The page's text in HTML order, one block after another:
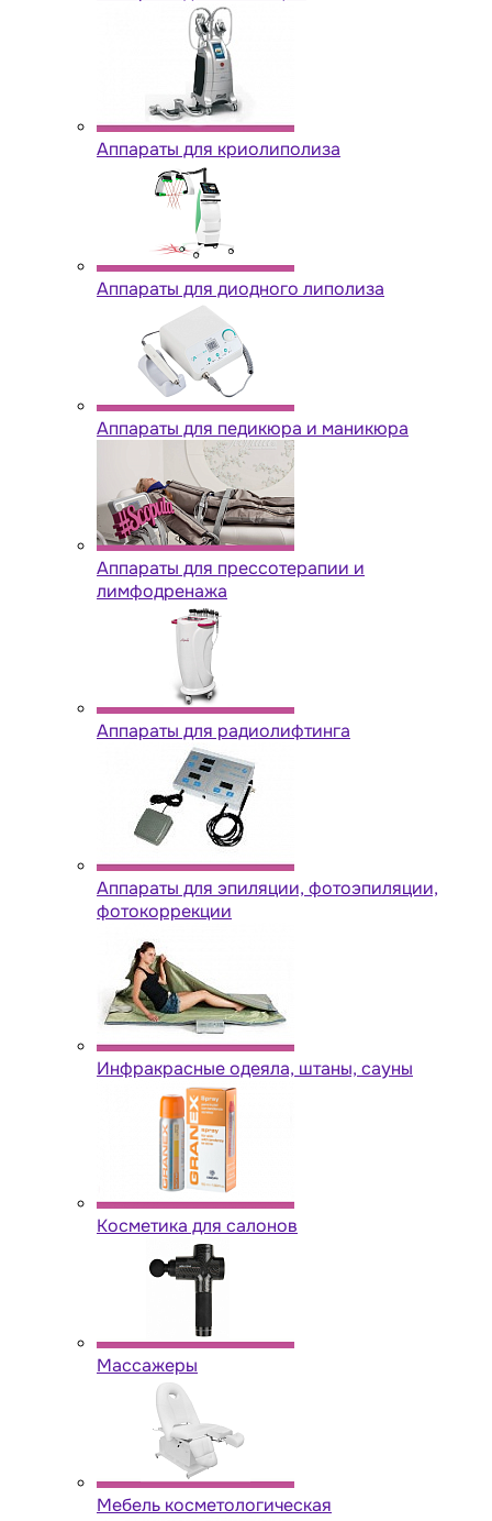
Аппараты для криолиполиза
Аппараты для диодного липолиза
Аппараты для педикюра и маникюра
Аппараты для прессотерапии и
лимфодренажа
Аппараты для радиолифтинга
Аппараты для эпиляции, фотоэпиляции,
фотокоррекции
Инфракрасные одеяла, штаны, сауны
Косметика для салонов
Массажеры
Мебель косметологическая